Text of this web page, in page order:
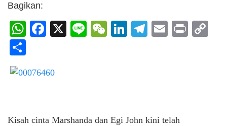
Bagikan:
WhatsApp
Facebook
X LineWeChat
LinkedIn
Telegram
Email
Print
Kisah cinta Marshanda dan Egi John kini telah